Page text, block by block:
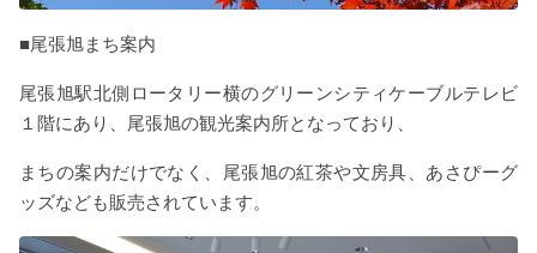
■尾張旭まち案内
尾張旭駅北側ロータリー横のグリーンシティケーブルテレビ
１階にあり、尾張旭の観光案内所となっており、
まちの案内だけでなく、尾張旭の紅茶や文房具、あさぴーグ
ッズなども販売されています。